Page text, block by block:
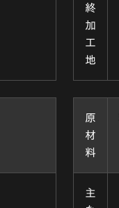
終
加
工
地
原
材
料
主